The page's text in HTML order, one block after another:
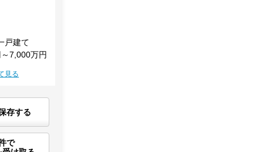
戸建て
7,000万円
見る
存する
で